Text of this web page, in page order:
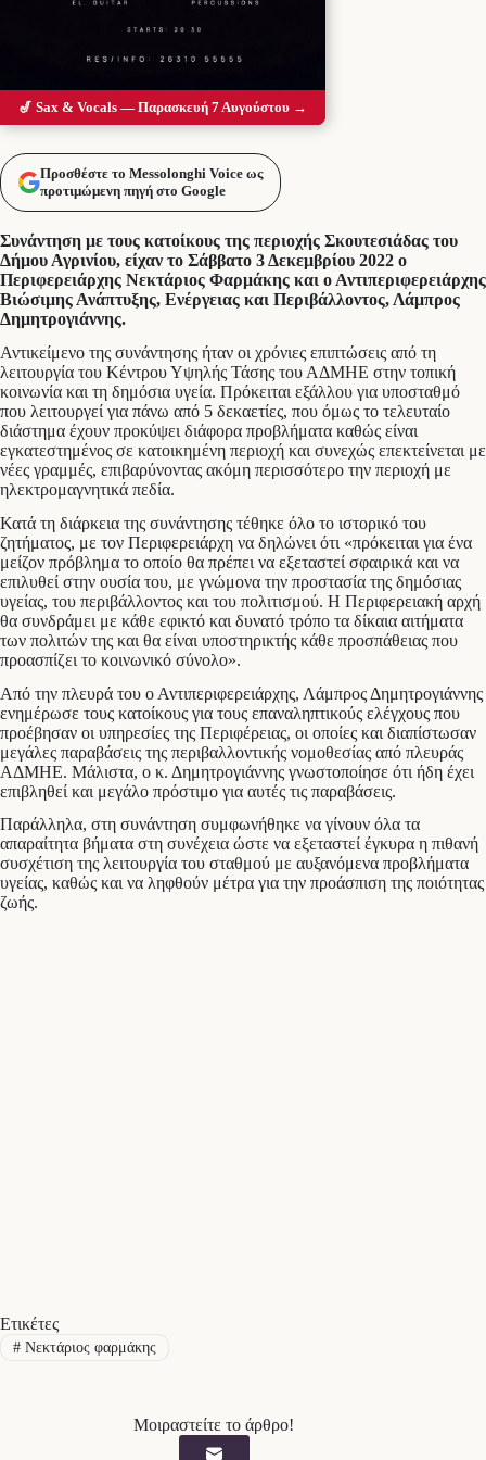
Προσθέστε το Messolonghi Voice ως
προτιμώμενη πηγή στο Google
Συνάντηση με τους κατοίκους της περιοχής Σκουτεσιάδας του
Δήμου Αγρινίου, είχαν το Σάββατο 3 Δεκεμβρίου 2022 ο
Περιφερειάρχης Νεκτάριος Φαρμάκης και ο Αντιπεριφερειάρχης
Βιώσιμης Ανάπτυξης, Ενέργειας και Περιβάλλοντος, Λάμπρος
Δημητρογιάννης.
Αντικείμενο της συνάντησης ήταν οι χρόνιες επιπτώσεις από τη
λειτουργία του Κέντρου Υψηλής Τάσης του ΑΔΜΗΕ στην τοπική
κοινωνία και τη δημόσια υγεία. Πρόκειται εξάλλου για υποσταθμό
που λειτουργεί για πάνω από 5 δεκαετίες, που όμως το τελευταίο
διάστημα έχουν προκύψει διάφορα προβλήματα καθώς είναι
εγκατεστημένος σε κατοικημένη περιοχή και συνεχώς επεκτείνεται με
νέες γραμμές, επιβαρύνοντας ακόμη περισσότερο την περιοχή με
ηλεκτρομαγνητικά πεδία.
Κατά τη διάρκεια της συνάντησης τέθηκε όλο το ιστορικό του
ζητήματος, με τον Περιφερειάρχη να δηλώνει ότι «πρόκειται για ένα
μείζον πρόβλημα το οποίο θα πρέπει να εξεταστεί σφαιρικά και να
επιλυθεί στην ουσία του, με γνώμονα την προστασία της δημόσιας
υγείας, του περιβάλλοντος και του πολιτισμού. Η Περιφερειακή αρχή
θα συνδράμει με κάθε εφικτό και δυνατό τρόπο τα δίκαια αιτήματα
των πολιτών της και θα είναι υποστηρικτής κάθε προσπάθειας που
προασπίζει το κοινωνικό σύνολο».
Από την πλευρά του ο Αντιπεριφερειάρχης, Λάμπρος Δημητρογιάννης
ενημέρωσε τους κατοίκους για τους επαναληπτικούς ελέγχους που
προέβησαν οι υπηρεσίες της Περιφέρειας, οι οποίες και διαπίστωσαν
μεγάλες παραβάσεις της περιβαλλοντικής νομοθεσίας από πλευράς
ΑΔΜΗΕ. Μάλιστα, ο κ. Δημητρογιάννης γνωστοποίησε ότι ήδη έχει
επιβληθεί και μεγάλο πρόστιμο για αυτές τις παραβάσεις.
Παράλληλα, στη συνάντηση συμφωνήθηκε να γίνουν όλα τα
απαραίτητα βήματα στη συνέχεια ώστε να εξεταστεί έγκυρα η πιθανή
συσχέτιση της λειτουργία του σταθμού με αυξανόμενα προβλήματα
υγείας, καθώς και να ληφθούν μέτρα για την προάσπιση της ποιότητας
ζωής.
Ετικέτες
#Νεκτάριος φαρμάκης
Μοιραστείτε το άρθρο!
🎷 Sax & Vocals — Παρασκευή 7 Αυγούστου →